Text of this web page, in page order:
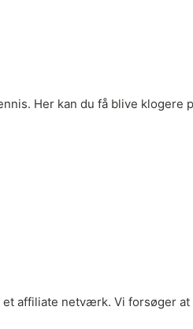
Her kan du få blive
affiliate netværk. Vi forsøger